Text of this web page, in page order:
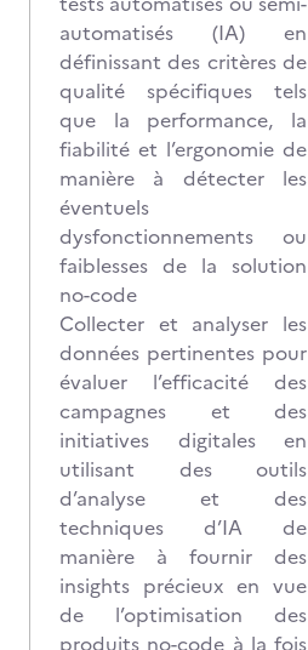
automatisés (IA) en
définissant des critères de
qualité spécifiques tels
que la performance, la
fiabilité et l’ergonomie de
manière à détecter les
éventuels
dysfonctionnements ou
faiblesses de la solution
no-code
Collecter et analyser les
données pertinentes pour
évaluer l’efficacité des
campagnes et des
initiatives digitales en
utilisant des outils
d’analyse et des
techniques d’IA de
manière à fournir des
insights précieux en vue
de l’optimisation des
produits no-code à la fois